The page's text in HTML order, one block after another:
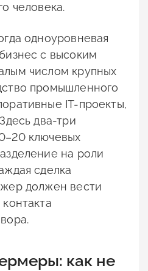
человека.
одноуровневая
с высоким
числом крупных
промышленного
IT-проекты,
два-три
ключевых
на роли
сделка
должен вести
как не